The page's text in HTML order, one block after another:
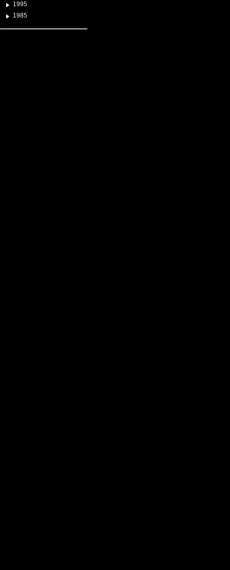
1995
1985